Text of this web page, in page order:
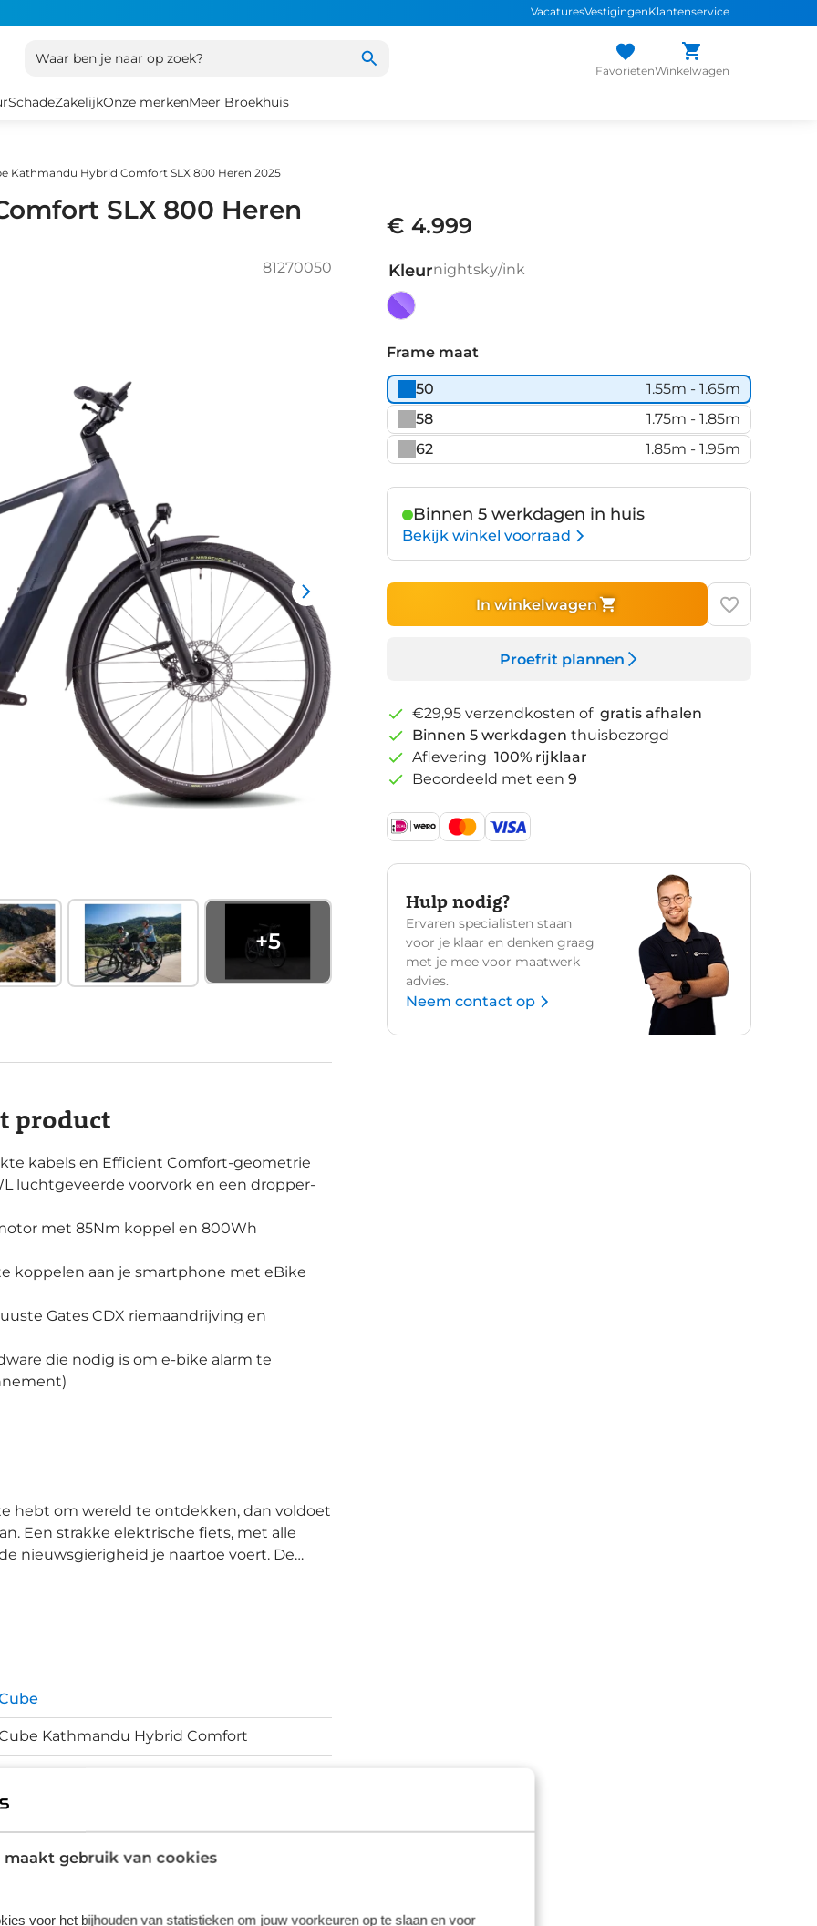
maakt gebruik van cookies
voor het bijhouden van statistieken om jouw voorkeuren op te slaan en voor
VacaturesVestigingenKlantenservice
Waar ben je naar op zoek?
FavorietenWinkelwagen
SchadeZakelijkOnze merkenMeer Broekhuis
Kathmandu Hybrid Comfort SLX 800 Heren 2025
SLX 800 Heren
81270050
+5
€ 4.999
Kleurnightsky/ink
Frame maat
50
1.55m - 1.65m
58
1.75m - 1.85m
62
1.85m - 1.95m
Binnen 5 werkdagen in huis
Bekijk winkel voorraad
In winkelwagen
Proefrit plannen
€29,95 verzendkosten of gratis afhalen
Binnen 5 werkdagen thuisbezorgd
Aflevering 100% rijklaar
Beoordeeld met een 9
Hulp nodig?
Ervaren specialisten staan
voor je klaar en denken graag
met je mee voor maatwerk
advies.
Neem contact op
product
kabels en Efficient Comfort-geometrie
luchtgeveerde voorvork en een dropper-
met 85Nm koppel en 800Wh
koppelen aan je smartphone met eBike
Gates CDX riemaandrijving en
die nodig is om e-bike alarm te
Een strakke elektrische fiets, met alle
je naartoe voert. De
om lange dagen te kunnen
oneffenheden uit het wegdek en dat
geven deze avontuurlijke
Performance Line CX gen 5 motor van
PowerTube 800 accu is geen route te
geeft je alle info die je nodig hebt, terwijl
geeft de gewenste versnelling die past
schijfremmen, helpen je veilig
Kathmandu Hybrid Comfort
Bike
Aluminium Superlite, Gravity Casting
Technology, Efficient Comfort Geometry, Fully
Internal Cable Routing, 1.5